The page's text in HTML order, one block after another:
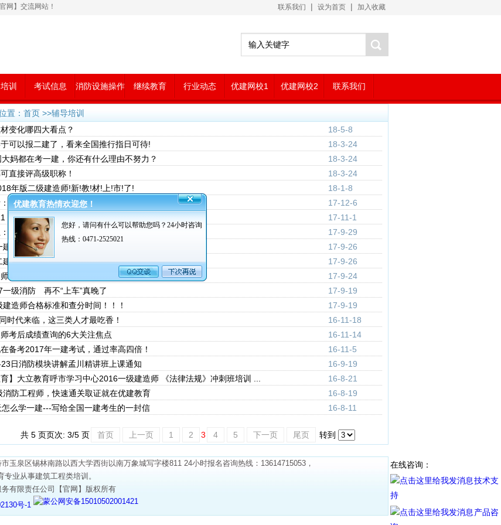
网】交流网站！ 联系我们 | 设为首页 | 加入收藏
训 考试信息 消防设施操作 继续教育 行业动态 优建网校1 优建网校2 联系我们
置：首页 >>辅导培训
变化哪四大看点？
18-5-8
于可以报二建了，看来全国推行指日可待!
18-3-24
大妈都在考一建，你还有什么理由不努力？
18-3-24
直接评高级职称！
18-3-24
年版二级建造师!新!教!材!上!市!了!
18-1-8
：工作年限与专业年限怎么区分？
17-12-6
一起放肆抢好课
17-11-1
2017年造价工程师考试用书错误众多！
17-9-29
建考试通关，不容错过的黄金备考年份！
17-9-26
建最全复习指南，你应该这样学！
17-9-26
薪火相传 “一帮一活动”惠享5折
17-9-24
一级消防 再不“上车”真晚了
17-9-19
建造师合格标准和查分时间！！！
17-9-19
时代来临，这三类人才最吃香！
16-11-18
考后成绩查询的6大关注焦点
16-11-14
备考2017年一建考试，通过率高四倍！
16-11-5
23日消防模块讲解孟川精讲班上课通知
16-9-19
】大立教育呼市学习中心2016一级建造师 《法律法规》冲刺班培训 ...
16-8-21
消防工程师，快速通关取证就在优建教育
16-8-19
怎么学一建---写给全国一建考生的一封信
16-8-11
共 5 页页次: 3/5 页 首页 上一页 1 2 3 4 5 下一页 尾页 转到
玉泉区锡林南路以西大学西街以南万象城写字楼811 24小时报名咨询热线：13614715053，
专业从事建筑工程类培训。
有限责任公司【官网】版权所有
号-1 蒙公网安备15010502001421
优建教育热情欢迎您！
您好，请问有什么可以帮助您吗？ 24小时咨询
热线：0471-2525021
在线咨询：
技术支
持
产品咨